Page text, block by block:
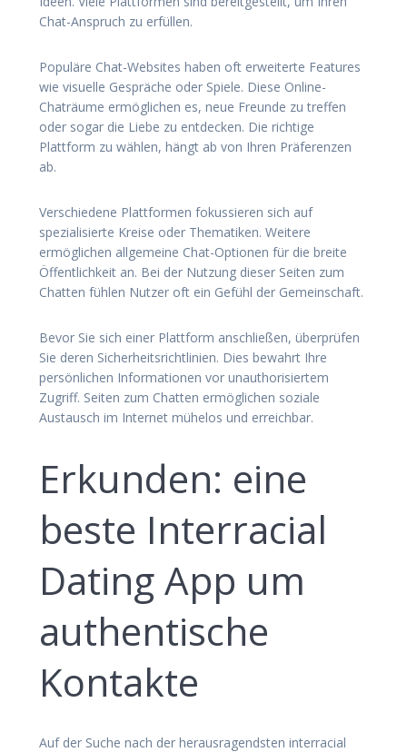
Chat-Anspruch zu erfüllen.
Populäre Chat-Websites haben oft erweiterte Features
wie visuelle Gespräche oder Spiele. Diese Online-
Chaträume ermöglichen es, neue Freunde zu treffen
oder sogar die Liebe zu entdecken. Die richtige
Plattform zu wählen, hängt ab von Ihren Präferenzen
ab.
Verschiedene Plattformen fokussieren sich auf
spezialisierte Kreise oder Thematiken. Weitere
ermöglichen allgemeine Chat-Optionen für die breite
Öffentlichkeit an. Bei der Nutzung dieser Seiten zum
Chatten fühlen Nutzer oft ein Gefühl der Gemeinschaft.
Bevor Sie sich einer Plattform anschließen, überprüfen
Sie deren Sicherheitsrichtlinien. Dies bewahrt Ihre
persönlichen Informationen vor unauthorisiertem
Zugriff. Seiten zum Chatten ermöglichen soziale
Austausch im Internet mühelos und erreichbar.
Erkunden: eine
beste Interracial
Dating App um
authentische
Kontakte
Auf der Suche nach der herausragendsten interracial